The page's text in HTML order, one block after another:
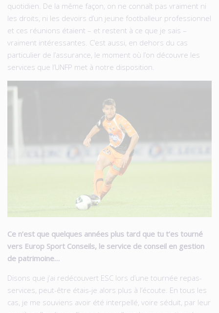
quotidien. De la même façon, on ne connaît pas vraiment ni
les droits, ni les devoirs d’un jeune footballeur professionnel
et ces réunions étaient – et restent à ce que je sais –
vraiment intéressantes. C’est aussi, en dehors du cas
particulier de l’assurance, le moment où l’on découvre les
services que l’UNFP met à notre disposition.
Ce n’est que quelques années plus tard que tu t’es tourné
vers Europ Sport Conseils, le service de conseil en gestion
de patrimoine…
Disons que j’ai redécouvert ESC lors d’une tournée repas-
services, peut-être étais-je alors plus à l’écoute. En tous les
cas, je me souviens avoir été interpellé, voire séduit, par leur